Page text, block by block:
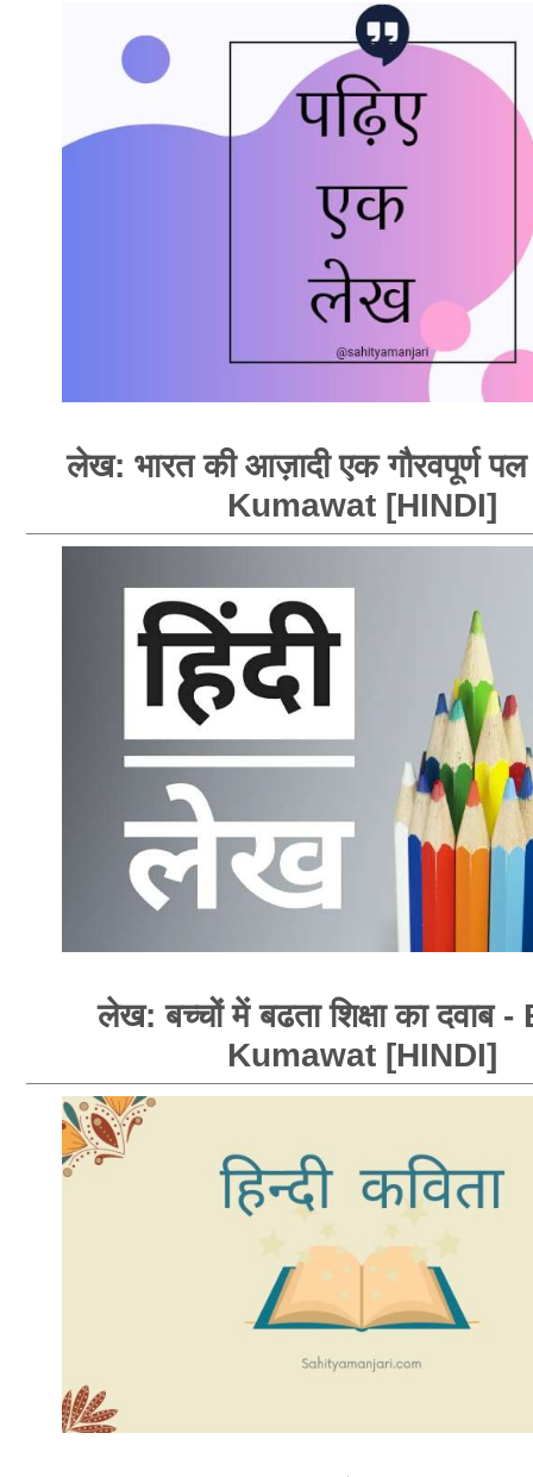
लेख: भारत की आज़ादी एक गौरवपूर्ण
Kumawat [HINDI]
लेख: बच्चों में बढता शिक्षा का दवाब
Kumawat [HINDI]